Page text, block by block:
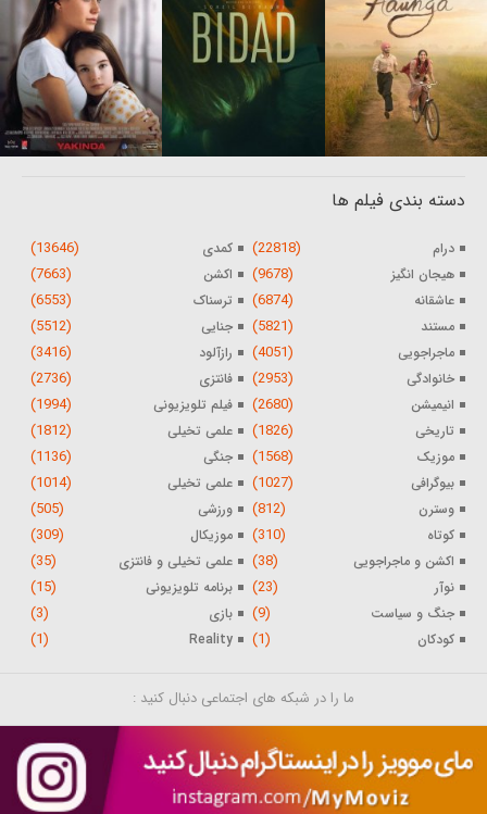
دسته بندی فیلم ها
درام (22818) کمدی (13646)
هیجان انگیز (9678) اکشن (7663)
عاشقانه (6874) ترسناک (6553)
مستند (5821) جنایی (5512)
ماجراجویی (4051) رازآلود (3416)
خانوادگی (2953) فانتزی (2736)
انیمیشن (2680) فیلم تلویزیونی (1994)
تاریخی (1826) علمی تخیلی (1812)
موزیک (1568) جنگی (1136)
بیوگرافی (1027) علمی تخیلی (1014)
وسترن (812) ورزشی (505)
کوتاه (310) موزیکال (309)
اکشن و ماجراجویی (38) علمی تخیلی و فانتزی (35)
نوآر (23) برنامه تلویزیونی (15)
جنگ و سیاست (9) بازی (3)
کودکان (1)
Reality
(1)
ما را در شبکه های اجتماعی دنبال کنید :